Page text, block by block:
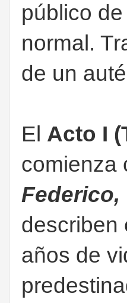
público
normal.
de un
El Acto I
comienza
Federico,
describen
años de